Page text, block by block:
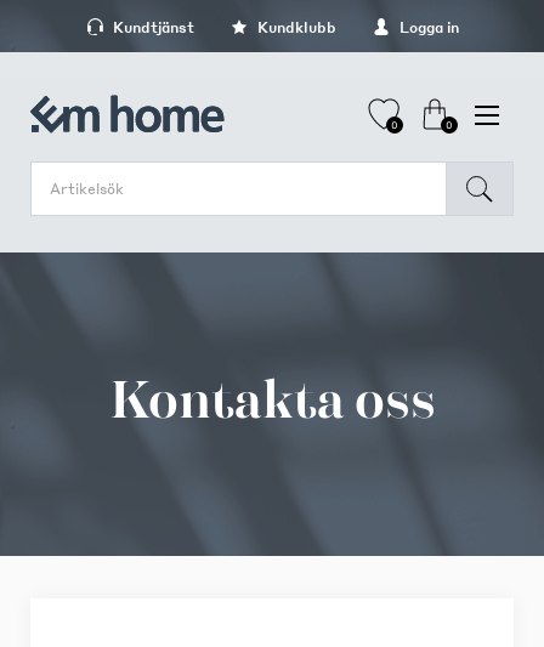
Kundtjänst Kundklubb Logga in
0 0
Kontakta oss